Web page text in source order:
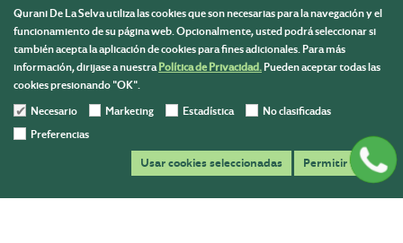
Menú
Información
Contáctanos
Escríbenos y resolvemos todas tus dudas para ayudarte en
ventasqurani@gmail.com
Qurani De La Selva utiliza las cookies que son necesarias para la navegación y el
funcionamiento de su página web. Opcionalmente, usted podrá seleccionar si
también acepta la aplicación de cookies para fines adicionales. Para más
información, dirijase a nuestraPolítica de Privacidad.Pueden aceptar todas las
cookies presionando "OK".
Necesario
Marketing Estadística
No clasificadas
Preferencias
Usar cookies seleccionadas Permitir todas